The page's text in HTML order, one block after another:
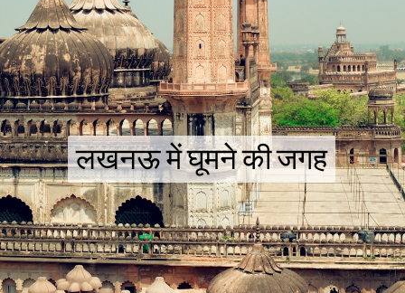
लखनऊ में घूमने की जगह
लखनऊ में घूमने की जगह